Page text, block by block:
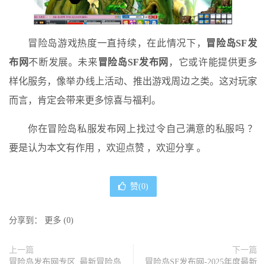
冒险岛游戏热度一直持续，在此情况下，
冒险岛SF发
布网不断发展。未来 冒险岛SF发布网 ，它或许能提供更多
样化服务，像举办线上活动、推出游戏周边之类。这对玩家
而言，肯定会带来更多惊喜与福利。
你在冒险岛私服发布网上找过令自己满意的私服吗 ？
要是认为本文有作用 ，欢迎点赞 ，欢迎分享 。
赞(0)
分享到： 更多 (0)
上一篇
冒险岛发布网专区_最新冒险岛
下一篇
冒险岛SF发布网-2025年度最新